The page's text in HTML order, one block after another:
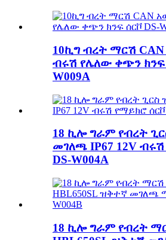
10ኪግ ብረት ማርሽ
ብሩሽ የሌለው ቀጭን ክንፍ
W009A
18 ኪሎ ግራም የብረት
መገለጫ IP67 12V
DS-W004A
18 ኪሎ ግራም የብረት